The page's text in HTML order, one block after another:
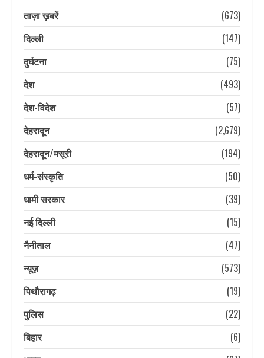
ताज़ा ख़बरें
(673)
दिल्ली
(147)
दुर्घटना
(75)
देश
(493)
देश-विदेश
(57)
देहरादून
(2,679)
देहरादून/मसूरी
(194)
धर्म-संस्कृति
(50)
धामी सरकार
(39)
नई दिल्ली
(15)
नैनीताल
(47)
न्यूज़
(573)
पिथौरागढ़
(19)
पुलिस
(22)
बिहार
(6)